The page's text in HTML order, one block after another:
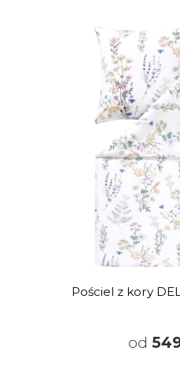
Pościel z kory
od